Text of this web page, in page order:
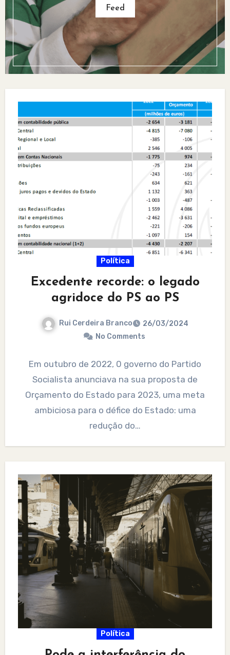
Feed
Política
Excedente recorde: o legado
agridoce do PS ao PS
Rui Cerdeira Branco
26/03/2024
No Comments
Em outubro de 2022, 0 governo do Partido
Socialista anunciava na sua proposta de
Orçamento do Estado para 2023, uma meta
ambiciosa para o défice do Estado: uma
redução do…
Política